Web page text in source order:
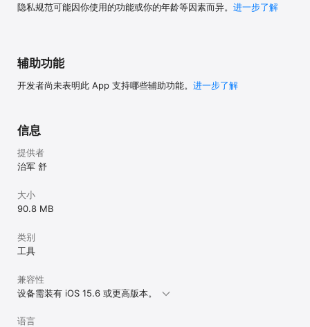
隐私规范可能因你使用的功能或你的年龄等因素而异。 进一步了解
辅助功能
开发者尚未表明此 App 支持哪些辅助功能。 进一步了解
信息
提供者
治军 舒
大小
90.8 MB
类别
工具
兼容性
设备需装有 iOS 15.6 或更高版本。
语言